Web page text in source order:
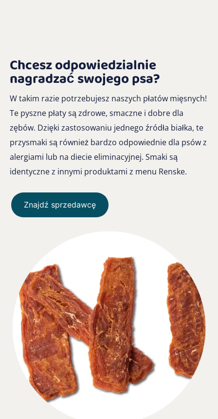
Chcesz odpowiedzialnie
nagradzać swojego psa?
W takim razie potrzebujesz naszych płatów mięsnych!
Te pyszne płaty są zdrowe, smaczne i dobre dla
zębów. Dzięki zastosowaniu jednego źródła białka, te
przysmaki są również bardzo odpowiednie dla psów z
alergiami lub na diecie eliminacyjnej. Smaki są
identyczne z innymi produktami z menu Renske.
Znajdź sprzedawcę